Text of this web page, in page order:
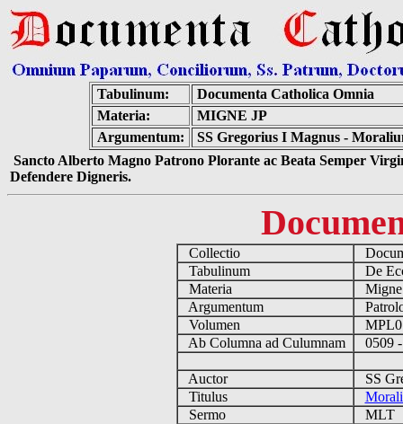
Tabulinum:
Documenta Catholica Omnia
Materia:
MIGNE JP
Argumentum:
SS Gregorius I Magnus -
Sancto Alberto Magno Patrono Plorante ac Beata Semper
Defendere Digneris.
Collectio
Tabulinum
De
Materia
Argumentum
Volumen
Ab Columna ad Culumnam
0509
Auctor
SS
Titulus
Sermo
MLT